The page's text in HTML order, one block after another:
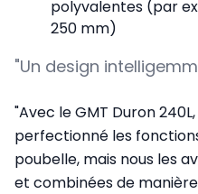
polyvalentes (par
250 mm)
"Un design
"Avec le GMT Duron
perfectionné les
poubelle, mais nous les
et combinées de